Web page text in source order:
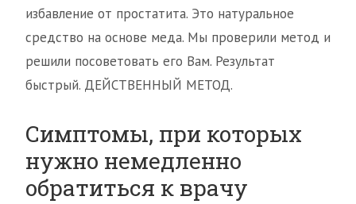
избавление от простатита. Это натуральное
средство на основе меда. Мы проверили метод и
решили посоветовать его Вам. Результат
быстрый. ДЕЙСТВЕННЫЙ МЕТОД.
Симптомы, при которых
нужно немедленно
обратиться к врачу